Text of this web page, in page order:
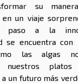
su
en un viaje
paso a la
se encuentra con
las algas
nuestros
un futuro más